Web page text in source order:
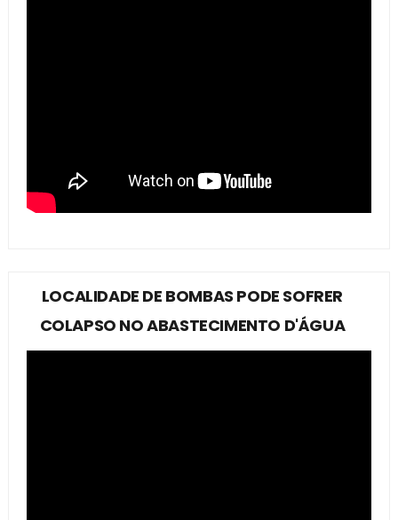
LOCALIDADE DE BOMBAS PODE SOFRER
COLAPSO NO ABASTECIMENTO D'ÁGUA